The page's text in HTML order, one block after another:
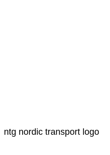
ntg nordic transport logo